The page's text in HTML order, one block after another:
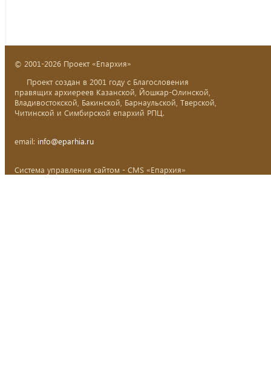
© 2001-2026 Проект «Епархия»
Проект создан в 2001 году с Благословения
правящих архиереев Казанской, Йошкар-Олинской,
Владивостокской, Бакинской, Барнаульской, Тверской,
Читинской и Симбирской епархий РПЦ.
email: info@eparhia.ru
Система управления сайтом - CMS «Епархия»